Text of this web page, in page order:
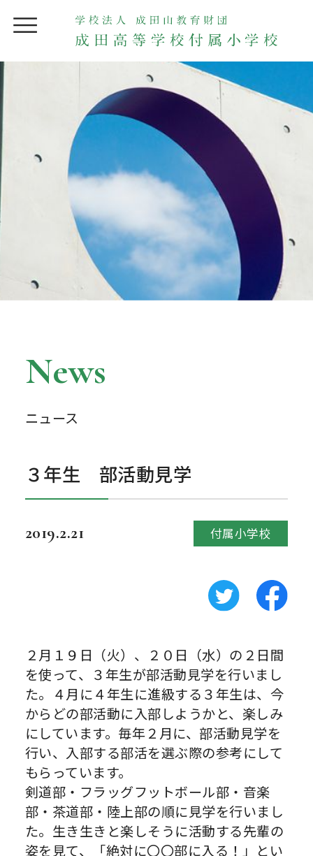
News
ニュース
３年生 部活動見学
2019.2.21 付属小学校
２月１９日（火）、２０日（水）の２日間
を使って、３年生が部活動見学を行いまし
た。４月に４年生に進級する３年生は、今
からどの部活動に入部しようかと、楽しみ
にしています。毎年２月に、部活動見学を
行い、入部する部活を選ぶ際の参考にして
もらっています。
剣道部・フラッグフットボール部・音楽
部・茶道部・陸上部の順に見学を行いまし
た。生き生きと楽しそうに活動する先輩の
姿を見て、「絶対に〇〇部に入る！」とい